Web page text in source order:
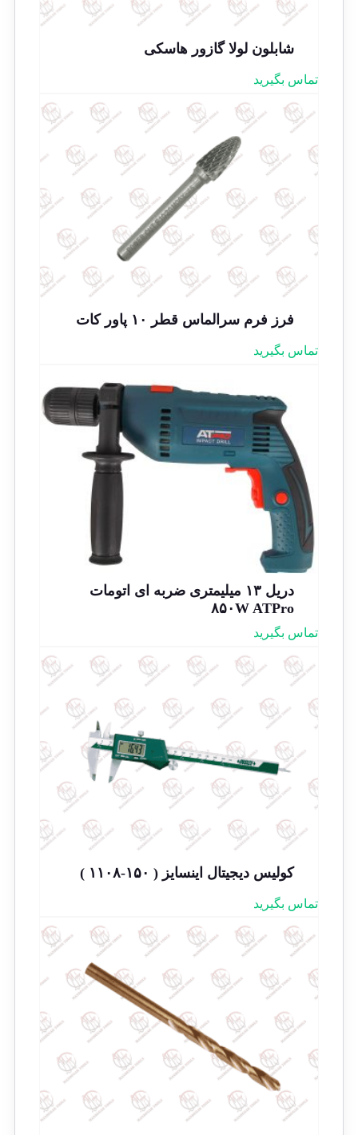
شابلون لولا گازور هاسکی
تماس بگیرید
فرز فرم سرالماس قطر ۱۰ پاور کات
تماس بگیرید
دریل ۱۳ میلیمتری ضربه ای اتومات
۸۵۰W ATPro
تماس بگیرید
کولیس دیجیتال اینسایز ( ۱۵۰-۱۱۰۸ )
تماس بگیرید